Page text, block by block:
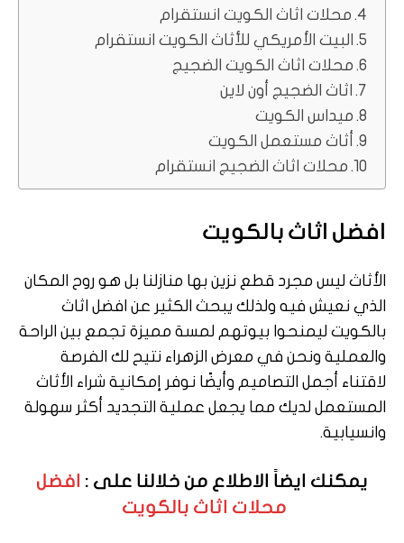
محلات اثاث الكويت انستقرام
البيت الأمريكي للأثاث الكويت انستقرام
محلات اثاث الكويت الضجيج
اثاث الضجيج أون لاين
ميداس الكويت
أثاث مستعمل الكويت
محلات اثاث الضجيج انستقرام
افضل اثاث بالكويت
الأثاث ليس مجرد قطع نزين بها منازلنا بل هو روح المكان
الذي نعيش فيه ولذلك يبحث الكثير عن افضل اثاث
بالكويت ليمنحوا بيوتهم لمسة مميزة تجمع بين الراحة
والعملية ونحن في معرض الزهراء نتيح لك الفرصة
لاقتناء أجمل التصاميم وأيضًا نوفر إمكانية شراء الأثاث
المستعمل لديك مما يجعل عملية التجديد أكثر سهولة
وانسيابية.
يمكنك ايضاً الاطلاع من خلالنا على :
افضل
محلات اثاث بالكويت